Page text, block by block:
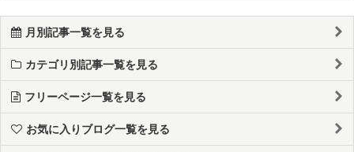
月別記事一覧を見る
カテゴリ別記事一覧を見る
フリーページ一覧を見る
お気に入りブログ一覧を見る